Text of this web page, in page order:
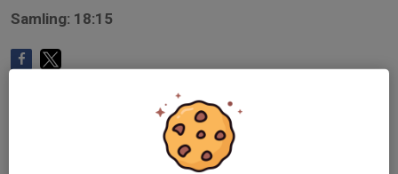
Samling: 18:15